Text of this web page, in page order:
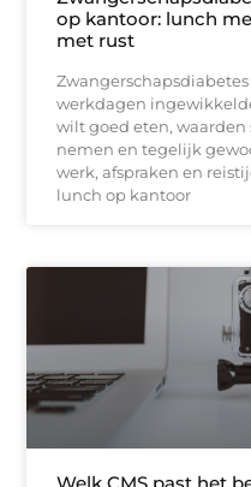
op kantoor: lunch
met rust
werkdagen
wilt goed eten, waarden
nemen en tegelijk
werk, afspraken en
lunch op kantoor